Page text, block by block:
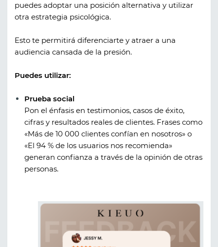
puedes adoptar una posición alternativa y utilizar
otra estrategia psicológica.
Esto te permitirá diferenciarte y atraer a una
audiencia cansada de la presión.
Puedes utilizar:
Prueba social
Pon el énfasis en testimonios, casos de éxito,
cifras y resultados reales de clientes. Frases como
«Más de 10 000 clientes confían en nosotros» o
«El 94 % de los usuarios nos recomienda»
generan confianza a través de la opinión de otras
personas.